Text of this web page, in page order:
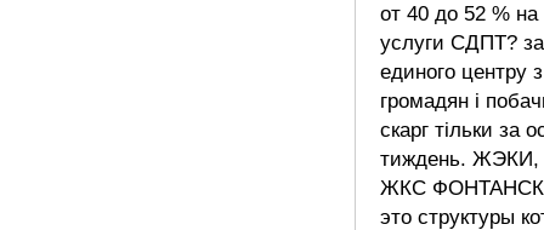
от 40 до 52 %
услуги СДПТ?
единого центру
громадян і
скарг тільки за
тиждень. ЖЭКИ,
ЖКС
это структуры